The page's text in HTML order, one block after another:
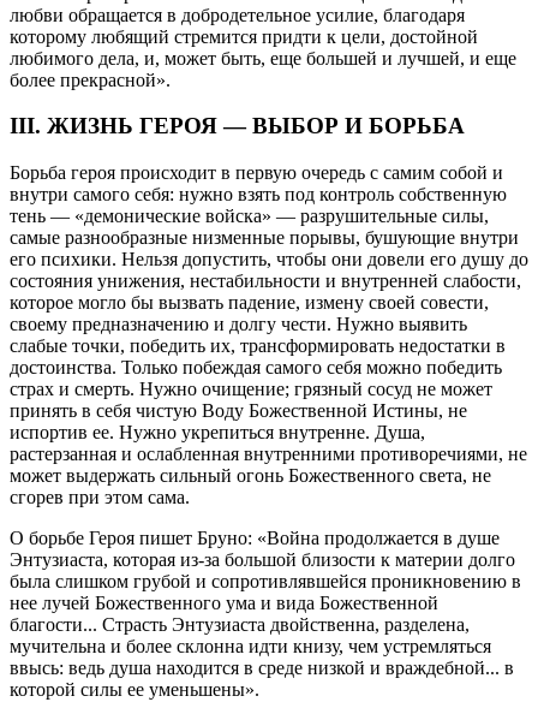
любви обращается в добродетельное усилие, благодаря
которому любящий стремится придти к цели, достойной
любимого дела, и, может быть, еще большей и лучшей, и еще
более прекрасной».
III. ЖИЗНЬ ГЕРОЯ — ВЫБОР И БОРЬБА
Борьба героя происходит в первую очередь с самим собой и
внутри самого себя: нужно взять под контроль собственную
тень — «демонические войска» — разрушительные силы,
самые разнообразные низменные порывы, бушующие внутри
его психики. Нельзя допустить, чтобы они довели его душу до
состояния унижения, нестабильности и внутренней слабости,
которое могло бы вызвать падение, измену своей совести,
своему предназначению и долгу чести. Нужно выявить
слабые точки, победить их, трансформировать недостатки в
достоинства. Только побеждая самого себя можно победить
страх и смерть. Нужно очищение; грязный сосуд не может
принять в себя чистую Воду Божественной Истины, не
испортив ее. Нужно укрепиться внутренне. Душа,
растерзанная и ослабленная внутренними противоречиями, не
может выдержать сильный огонь Божественного света, не
сгорев при этом сама.
О борьбе Героя пишет Бруно: «Война продолжается в душе
Энтузиаста, которая из-за большой близости к материи долго
была слишком грубой и сопротивлявшейся проникновению в
нее лучей Божественного ума и вида Божественной
благости... Страсть Энтузиаста двойственна, разделена,
мучительна и более склонна идти книзу, чем устремляться
ввысь: ведь душа находится в среде низкой и враждебной... в
которой силы ее уменьшены».